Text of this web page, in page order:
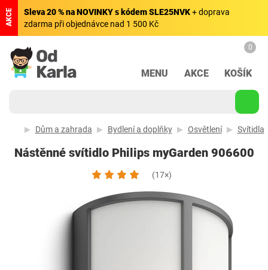
AKCE Sleva 20 % na NOVINKY s kódem SLE25NVK+ doprava
zdarma při objednávce nad 1 500 Kč
MENU AKCE
0
KOŠÍK
Dům a zahrada Bydlení a doplňky Osvětlení Svítidla
Nástěnné svítidlo Philips myGarden 906600
(17×)